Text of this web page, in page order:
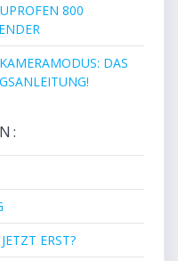
800
DAS
ERST?